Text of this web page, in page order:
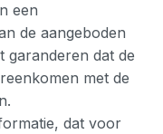
een
de aangeboden
garanderen dat de
met de
dat voor